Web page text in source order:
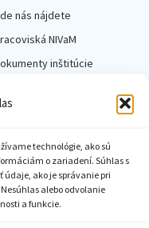
technológie, ako sú
o zariadení. Súhlas s
ako je správanie pri
alebo odvolanie
a funkcie.
nás nájdete
NIVaM
inštitúcie